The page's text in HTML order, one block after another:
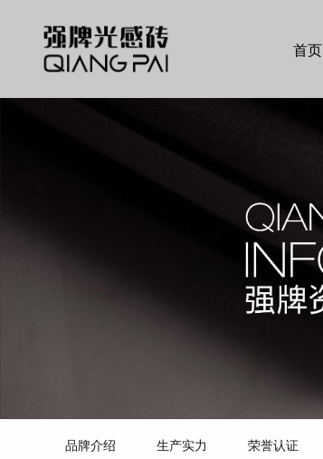
首页
品牌介绍 生产实力 荣誉认证